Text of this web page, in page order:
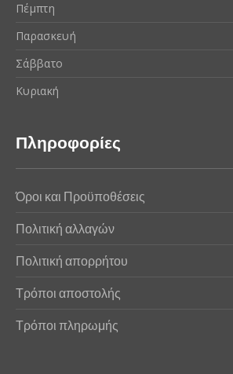
Πέμπτη
Παρασκευή
Σάββατο
Κυριακή
Πληροφορίες
Όροι και Προϋποθέσεις
Πολιτική αλλαγών
Πολιτική απορρήτου
Τρόποι αποστολής
Τρόποι πληρωμής